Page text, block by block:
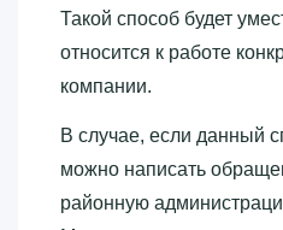
Такой способ будет
относится к работе
компании.
В случае, если данный
можно написать
районную